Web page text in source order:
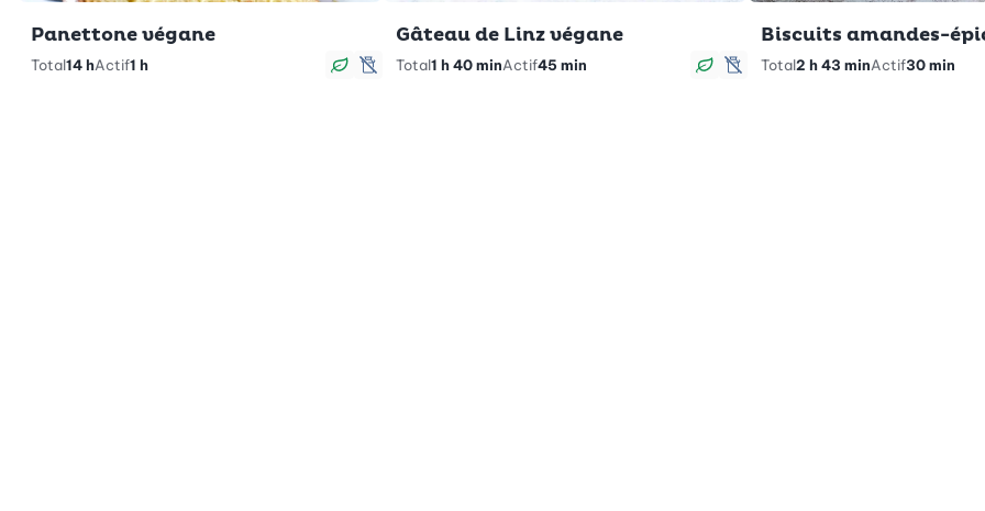
Panettone végane
Total14 hActif1 h
Végansans lactose
Gâteau de Linz végane
Total1 h 40 minActif45 min
Végansans lactose
Biscuits amandes-
Total2 h 43 minActif30 min